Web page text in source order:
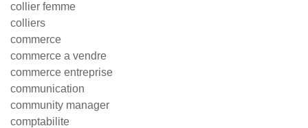
collier femme
colliers
commerce
commerce a vendre
commerce entreprise
communication
community manager
comptabilite